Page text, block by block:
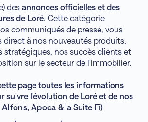
des annonces officielles et des
de Loré. Cette catégorie
communiqués de presse, vous
direct à nos nouveautés produits,
stratégiques, nos succès clients et
sur le secteur de l'immobilier.
page toutes les informations
suivre l'évolution de Loré et de nos
Alfons,Apoca & la Suite Fi)